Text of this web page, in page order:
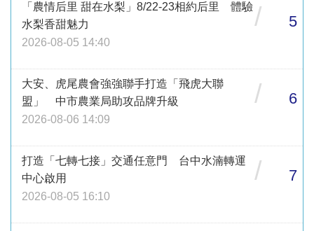
「農情后里 甜在水梨」8/22-23相約后里 體驗
水梨香甜魅力
2026-08-05 14:40
/ 5
大安、虎尾農會強強聯手打造「飛虎大聯
盟」 中市農業局助攻品牌升級
2026-08-06 14:09
/ 6
打造「七轉七接」交通任意門 台中水湳轉運
中心啟用
2026-08-05 16:10
/ 7